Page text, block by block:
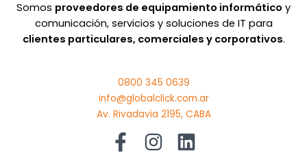
Somos proveedores de equipamiento informático y
comunicación, servicios y soluciones de IT para
clientes particulares, comerciales y corporativos.
0800 345 0639
info@globalclick.com.ar
Av. Rivadavia 2195, CABA